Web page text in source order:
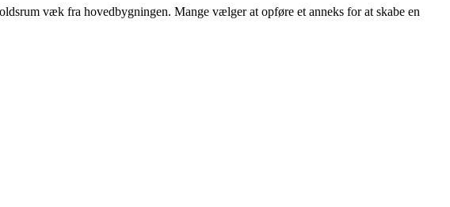
væk fra hovedbygningen. Mange vælger at opføre et anneks for at skabe en